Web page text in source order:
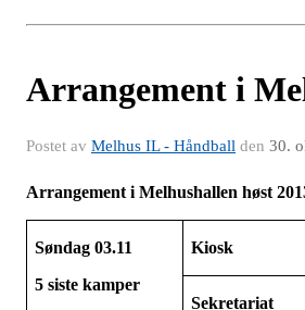
Arrangement i
Postet av Melhus IL - Håndball den 30.
Arrangement i Melhushallen høst
Søndag 03.11
5 siste kamper
Kiosk
Sekretariat